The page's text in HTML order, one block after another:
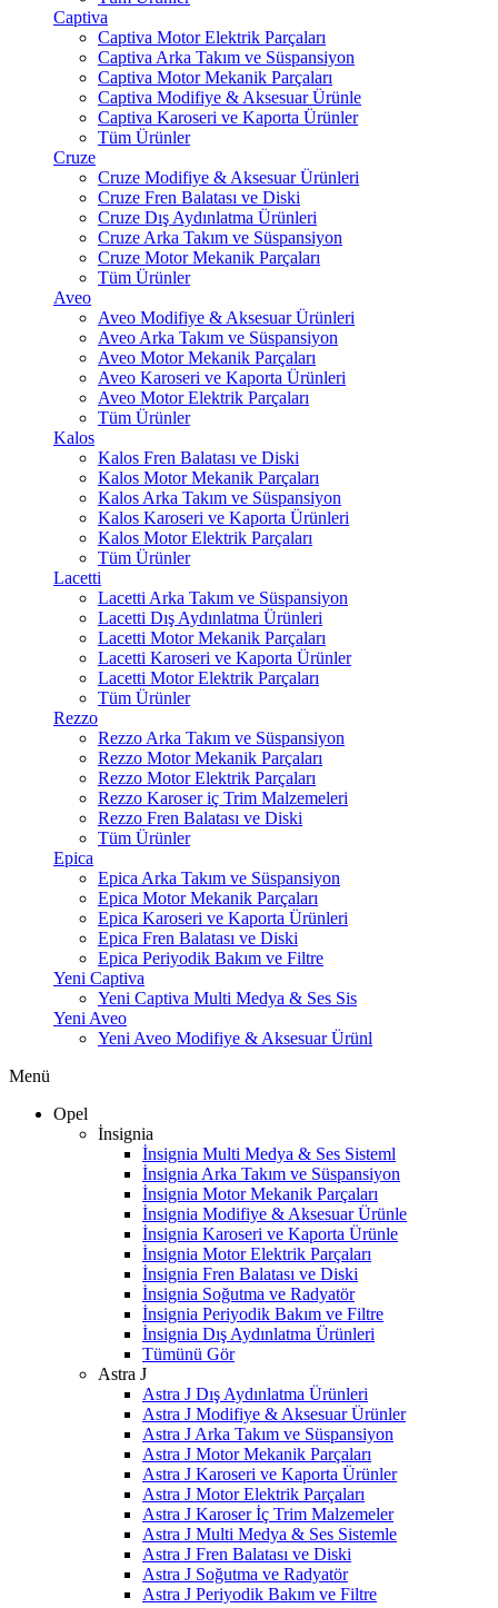
Captiva
Captiva Motor Elektrik Parçaları
Captiva Arka Takım ve Süspansiyon
Captiva Motor Mekanik Parçaları
Captiva Modifiye & Aksesuar Ürünle
Captiva Karoseri ve Kaporta Ürünler
Tüm Ürünler
Cruze
Cruze Modifiye & Aksesuar Ürünleri
Cruze Fren Balatası ve Diski
Cruze Dış Aydınlatma Ürünleri
Cruze Arka Takım ve Süspansiyon
Cruze Motor Mekanik Parçaları
Tüm Ürünler
Aveo
Aveo Modifiye & Aksesuar Ürünleri
Aveo Arka Takım ve Süspansiyon
Aveo Motor Mekanik Parçaları
Aveo Karoseri ve Kaporta Ürünleri
Aveo Motor Elektrik Parçaları
Tüm Ürünler
Kalos
Kalos Fren Balatası ve Diski
Kalos Motor Mekanik Parçaları
Kalos Arka Takım ve Süspansiyon
Kalos Karoseri ve Kaporta Ürünleri
Kalos Motor Elektrik Parçaları
Tüm Ürünler
Lacetti
Lacetti Arka Takım ve Süspansiyon
Lacetti Dış Aydınlatma Ürünleri
Lacetti Motor Mekanik Parçaları
Lacetti Karoseri ve Kaporta Ürünler
Lacetti Motor Elektrik Parçaları
Tüm Ürünler
Rezzo
Rezzo Arka Takım ve Süspansiyon
Rezzo Motor Mekanik Parçaları
Rezzo Motor Elektrik Parçaları
Rezzo Karoser iç Trim Malzemeleri
Rezzo Fren Balatası ve Diski
Tüm Ürünler
Epica
Epica Arka Takım ve Süspansiyon
Epica Motor Mekanik Parçaları
Epica Karoseri ve Kaporta Ürünleri
Epica Fren Balatası ve Diski
Epica Periyodik Bakım ve Filtre
Yeni Captiva
Yeni Captiva Multi Medya & Ses Sis
Yeni Aveo
Yeni Aveo Modifiye & Aksesuar Ürünl
Menü
Opel
İnsignia
İnsignia Multi Medya & Ses Sisteml
İnsignia Arka Takım ve Süspansiyon
İnsignia Motor Mekanik Parçaları
İnsignia Modifiye & Aksesuar Ürünle
İnsignia Karoseri ve Kaporta Ürünle
İnsignia Motor Elektrik Parçaları
İnsignia Fren Balatası ve Diski
İnsignia Soğutma ve Radyatör
İnsignia Periyodik Bakım ve Filtre
İnsignia Dış Aydınlatma Ürünleri
Tümünü Gör
Astra J
Astra J Dış Aydınlatma Ürünleri
Astra J Modifiye & Aksesuar Ürünler
Astra J Arka Takım ve Süspansiyon
Astra J Motor Mekanik Parçaları
Astra J Karoseri ve Kaporta Ürünler
Astra J Motor Elektrik Parçaları
Astra J Karoser İç Trim Malzemeler
Astra J Multi Medya & Ses Sistemle
Astra J Fren Balatası ve Diski
Astra J Soğutma ve Radyatör
Astra J Periyodik Bakım ve Filtre